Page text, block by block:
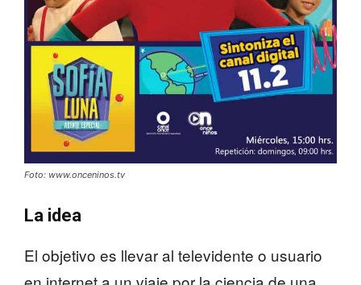
Foto: www.onceninos.tv
La idea
El objetivo es llevar al televidente o usuario